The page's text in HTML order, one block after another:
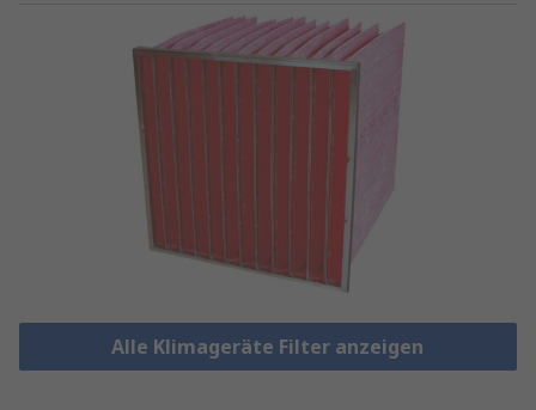
Alle Klimageräte Filter anzeigen